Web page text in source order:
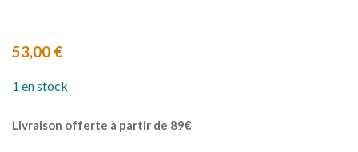
53,00 €
1 en stock
Livraison offerte à partir de 89€